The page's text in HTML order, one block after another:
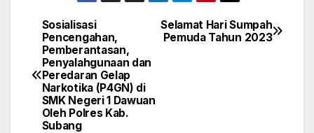
Navigasi
pos
Selamat Hari Sumpah
Pemuda Tahun 2023
Sosialisasi
Pencengahan,
Pemberantasan,
Penyalahgunaan dan
Peredaran Gelap
Narkotika (P4GN) di
SMK Negeri 1 Dawuan
Oleh Polres Kab.
Subang